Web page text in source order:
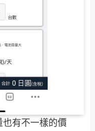
有不一樣的價